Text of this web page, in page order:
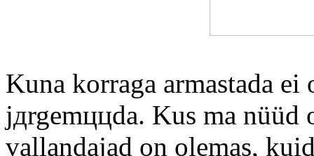
Kuna korraga armastada
jдrgemццda. Kus ma nüüd
vallandajad on olemas,